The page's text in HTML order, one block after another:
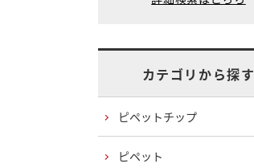
カテゴリから探す
ピペットチップ
ピペット